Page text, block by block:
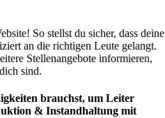
So stellst du sicher, dass deine
an die richtigen Leute gelangt.
Stellenangebote informieren,
sind.
brauchst, um Leiter
& Instandhaltung mit